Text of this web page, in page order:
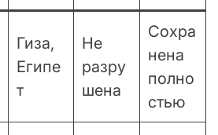
Гиза,
Египе
т
Не
разру
шена
Сохра
нена
полно
стью